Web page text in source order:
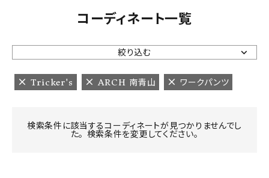
NEW ARRIVAL
ARCH EXCLUSIVE
BRAND
コーディネート一覧
絞り込む
Tricker's ARCH 南青山 ワークパンツ
検索条件に該当するコーディネートが見つかりませんでし
た。 検索条件を変更してください。